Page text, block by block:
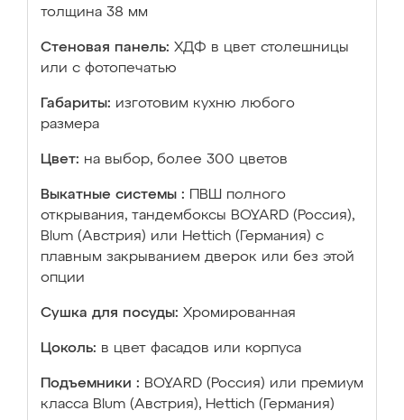
толщина 38 мм
Стеновая панель: ХДФ в цвет столешницы
или с фотопечатью
Габариты: изготовим кухню любого
размера
Цвет: на выбор, более 300 цветов
Выкатные системы :
ПВШ полного
открывания, тандембоксы BOYARD (Россия),
Blum (Австрия) или Hettich (Германия) с
плавным закрыванием дверок или без этой
опции
Сушка для посуды: Хромированная
Цоколь: в цвет фасадов или корпуса
Подъемники : BOYARD (Россия) или премиум
класса Blum (Австрия), Hettich (Германия)